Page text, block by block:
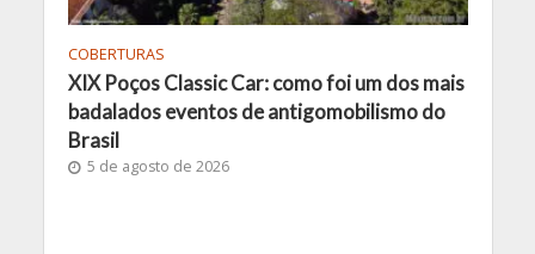
COBERTURAS
XIX Poços Classic Car: como foi um dos mais
badalados eventos de antigomobilismo do
Brasil
5 de agosto de 2026